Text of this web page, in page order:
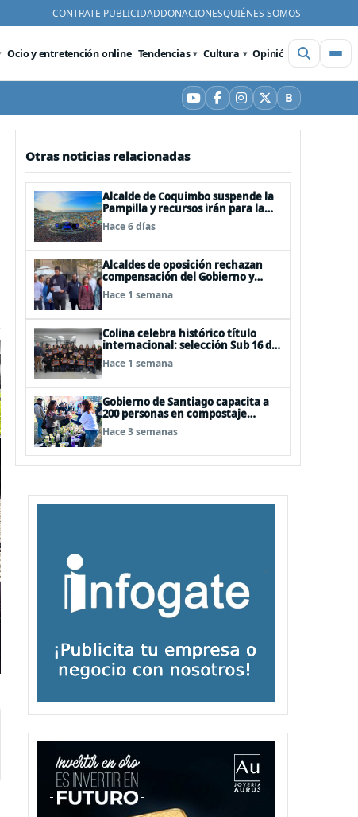
CONTRATE PUBLICIDADDONACIONESQUIÉNES SOMOS
Ocio y entretención online Tendencias Cultura Opinión Videos
YouTube
Facebook
Instagram
X BBluesky
Otras noticias relacionadas
Alcalde de Coquimbo suspende la
Pampilla y recursos irán para la
reconstrucción
Hace 6 días
Alcaldes de oposición rechazan
compensación del Gobierno y
critican tono usado para
descalificarlos
Hace 1 semana
Colina celebra histórico título
internacional: selección Sub 16 de
vóleibol campeona invicta en
EEUU
Hace 1 semana
Gobierno de Santiago capacita a
200 personas en compostaje
comunitario con "Nos
Compostamos Bien II"
Hace 3 semanas